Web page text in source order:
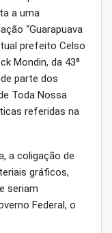
a uma
“Guarapuava
prefeito Celso
Mondin, da 43ª
parte dos
Toda Nossa
referidas na
a coligação de
gráficos,
seriam
Federal, o